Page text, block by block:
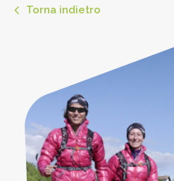
Torna indietro